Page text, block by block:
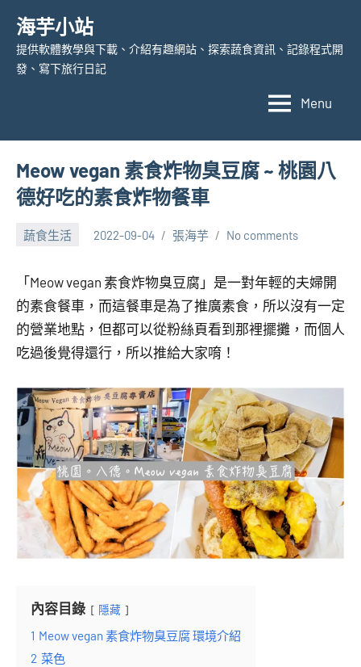
content
海芋小站
提供軟體教學與下載、介紹有趣網站、探索蔬食資訊、記錄程式開
發、寫下旅行日記
Menu
Meow vegan 素食炸物臭豆腐 ~ 桃園八
德好吃的素食炸物餐車
蔬食生活 2022-09-04 張海芋 No comments
「Meow vegan 素食炸物臭豆腐」是一對年輕的夫婦開
的素食餐車，而這餐車是為了推廣素食，所以沒有一定
的營業地點，但都可以從粉絲頁看到那裡擺攤，而個人
吃過後覺得還行，所以推給大家唷！
內容目錄 隱藏
1 Meow vegan 素食炸物臭豆腐 環境介紹
2 菜色